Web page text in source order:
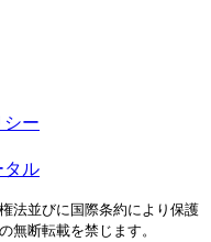
ー
タル
法並びに国際条約により保護
無断転載を禁じます。